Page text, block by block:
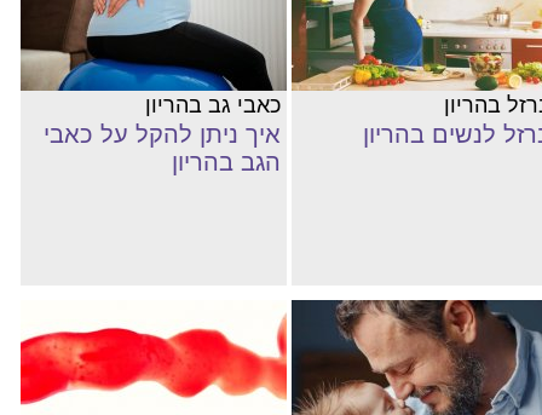
בהריון
לנשים בהריון
כאבי גב בהריון
איך ניתן להקל על כאבי
הגב בהריון